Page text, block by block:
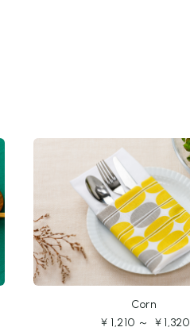
Corn
￥1,210 ～ ￥1,320